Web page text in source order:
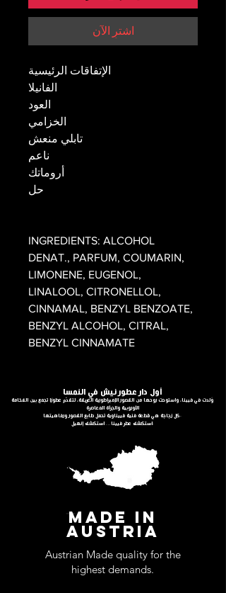
اشترِ الآن
الإتفاقات الرئيسية
الفانيلا
العود
الخزامي
تابلي منعش
ناعم
أروماتك
حل
INGREDIENTS: ALCOHOL
DENAT., PARFUM, COUMARIN,
LIMONENE, EUGENOL,
LINALOOL, CITRONELLOL,
CINNAMAL, BENZYL BENZOATE,
BENZYL ALCOHOL, CITRAL,
BENZYL CINNAMATE
أول دار عطور نيش في النمسا
وُلدت في فيينا، واستوحت روحها من القصور الإمبراطورية العريقة، لتقدّم عطورًا تجمع بين الفخامة
الأوروبية والجرأة المعاصرة
كل زجاجة هي قطعة فنية فييناوية تحمل طابع القصور ورفاهيتها.
استكشف عطر فيينا… استكشف إنهيل.
MADE IN
AUSTRIA
Austrian Made quality for the
highest demands.